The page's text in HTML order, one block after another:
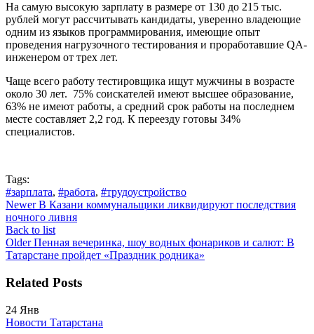
На самую высокую зарплату в размере от 130 до 215 тыс.
рублей могут рассчитывать кандидаты, уверенно владеющие
одним из языков программирования, имеющие опыт
проведения нагрузочного тестирования и проработавшие QA-
инженером от трех лет.
Чаще всего работу тестировщика ищут мужчины в возрасте
около 30 лет. 75% соискателей имеют высшее образование,
63% не имеют работы, а средний срок работы на последнем
месте составляет 2,2 год. К переезду готовы 34%
специалистов.
Tags:
#зарплата, #работа, #трудоустройство
Newer В Казани коммунальщики ликвидируют последствия
ночного ливня
Back to list
Older Пенная вечеринка, шоу водных фонариков и салют: В
Татарстане пройдет «Праздник родника»
Related Posts
24 Янв
Новости Татарстана